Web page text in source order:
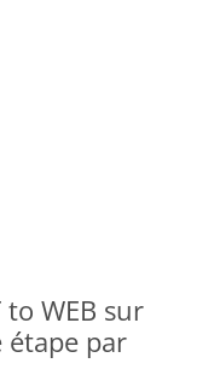
WEB sur
étape par